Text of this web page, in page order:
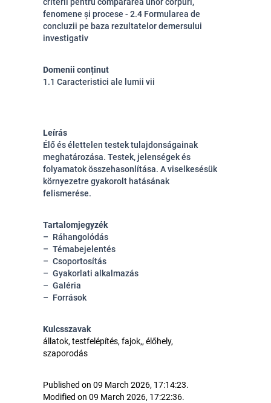
fenomene și procese - 2.4 Formularea de
concluzii pe baza rezultatelor demersului
investigativ
Domenii conținut
1.1 Caracteristici ale lumii vii
Leírás
Élő és élettelen testek tulajdonságainak
meghatározása. Testek, jelenségek és
folyamatok összehasonlítása. A viselkesésük
környezetre gyakorolt hatásának
felismerése.
Tartalomjegyzék
Ráhangolódás
Témabejelentés
Csoportosítás
Gyakorlati alkalmazás
Galéria
Források
Kulcsszavak
állatok, testfelépítés, fajok,, élőhely,
szaporodás
Published on 09 March 2026, 17:14:23.
Modified on 09 March 2026, 17:22:36.